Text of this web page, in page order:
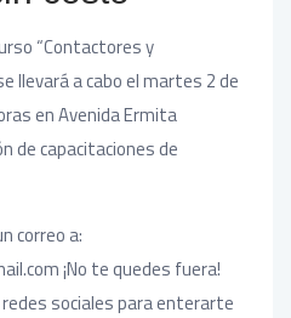
“Contactores y
llevará a cabo el martes 2 de
en Avenida Ermita
de capacitaciones de
correo a:
¡No te quedes fuera!
sociales para enterarte